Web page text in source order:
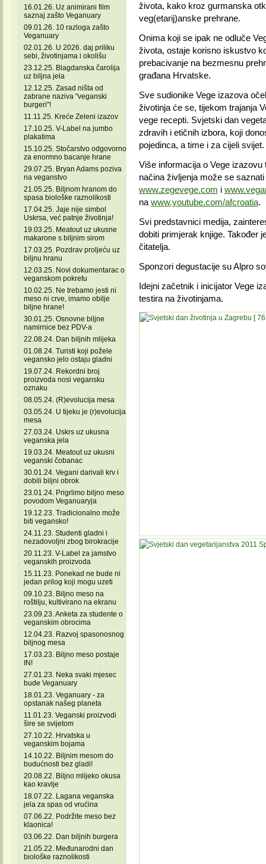
16.01.26. Uz animirani film
saznaj zašto Veganuary
09.01.26. 10 razloga zašto
Veganuary
02.01.26. U 2026. daj priliku
sebi, životinjama i okolišu
23.12.25. Blagdanska čarolija
uz biljna jela
12.12.25. Zasad ništa od
zabrane naziva "veganski
burgeri"!
11.11.25. Kreće Zeleni izazov
17.10.25. V-Label na jumbo
plakatima
15.10.25. Stočarstvo odgovorno
za enormno bacanje hrane
29.07.25. Bryan Adams poziva
na veganstvo
21.05.25. Biljnom hranom do
spasa biološke raznolikosti
17.04.25. Jaje nije simbol
Uskrsa, već patnje životinja!
19.03.25. Meatout uz ukusne
makarone s biljnim sirom
17.03.25. Pozdrav proljeću uz
biljnu hranu
12.03.25. Novi dokumentarac o
veganskom pokretu
10.02.25. Ne trebamo jesti ni
meso ni crve, imamo obilje
biljne hrane!
30.01.25. Osnovne biljne
namirnice bez PDV-a
22.08.24. Dan biljnih mlijeka
01.08.24. Turisti koji požele
vegansko jelo ostaju gladni
19.07.24. Rekordni broj
proizvoda nosi vegansku
oznaku
08.05.24. (R)evolucija mesa
03.05.24. U tijeku je (r)evolucija
mesa
27.03.24. Uskrs uz ukusna
veganska jela
19.03.24. Meatout uz ukusni
veganski čobanac
30.01.24. Vegani darivali krv i
dobili biljni obrok
23.01.24. Prigrlimo biljno meso
povodom Veganuaryja
19.12.23. Tradicionalno može
biti vegansko!
24.11.23. Studenti gladni i
nezadovoljni zbog birokracije
20.11.23. V-Label za jamstvo
veganskih proizvoda
15.11.23. Ponekad ne bude ni
jedan prilog koji mogu uzeti
09.10.23. Biljno meso na
roštilju, kultivirano na ekranu
23.09.23. Anketa za studente o
veganskim obrocima
12.04.23. Razvoj spasonosnog
biljnog mesa
17.03.23. Biljno meso postaje
IN!
27.01.23. Neka svaki mjesec
bude Veganuary
18.01.23. Veganuary - za
opstanak našeg planeta
11.01.23. Veganski proizvodi
šire se svijetom
27.10.22. Hrvatska u
veganskim bojama
14.10.22. Biljnim mesom do
budućnosti bez gladi!
20.08.22. Biljno mlijeko okusa
kao kravlje
18.07.22. Lagana veganska
jela za spas od vrućina
07.06.22. Podržite meso bez
klaonica!
03.06.22. Dan biljnih burgera
21.05.22. Međunarodni dan
biološke raznolikosti
života, kako kroz gurmanska
veg(etarij)anske prehrane.
Onima koji se ipak ne odluče
života, ostaje korisno iskustvo
prebacivanje na bezmesnu
građana Hrvatske.
Sve sudionike Vege izazova
životinja će se, tijekom trajanja
vege recepti. Svjetski dan
zdravih i etičnih izbora, koji
pojedinca, a time i za cijeli svijet.
Više informacija o Vege
načina življenja može se
www.zegevege.com i
na www.youtube.com/afcroatia.
Svi predstavnici medija,
dobiti primjerak knjige. Također
čitatelja.
Sponzori degustacije su Alpro
Idejni začetnik i inicijator Vege
testira na životinjama.